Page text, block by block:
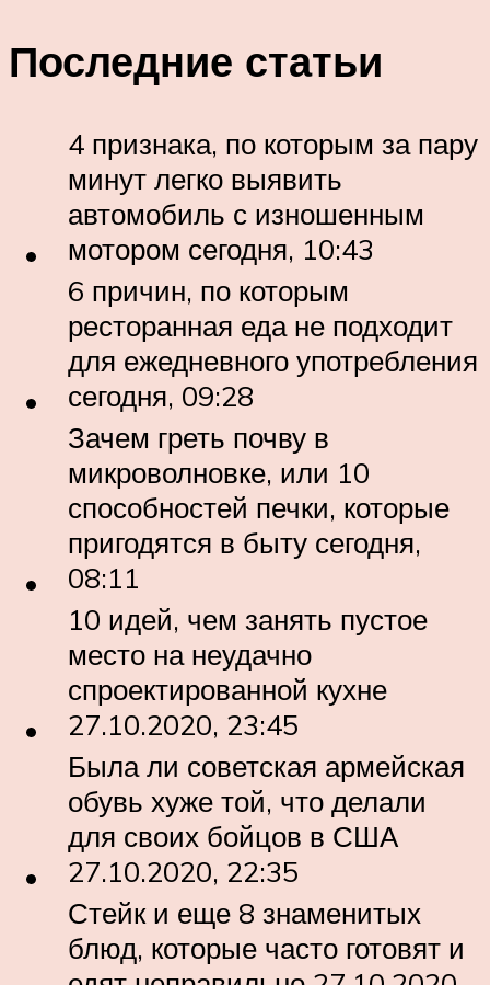
Последние статьи
4 признака, по которым за пару
минут легко выявить
автомобиль с изношенным
мотором сегодня, 10:43
6 причин, по которым
ресторанная еда не подходит
для ежедневного употребления
сегодня, 09:28
Зачем греть почву в
микроволновке, или 10
способностей печки, которые
пригодятся в быту сегодня,
08:11
10 идей, чем занять пустое
место на неудачно
спроектированной кухне
27.10.2020, 23:45
Была ли советская армейская
обувь хуже той, что делали
для своих бойцов в США
27.10.2020, 22:35
Стейк и еще 8 знаменитых
блюд, которые часто готовят и